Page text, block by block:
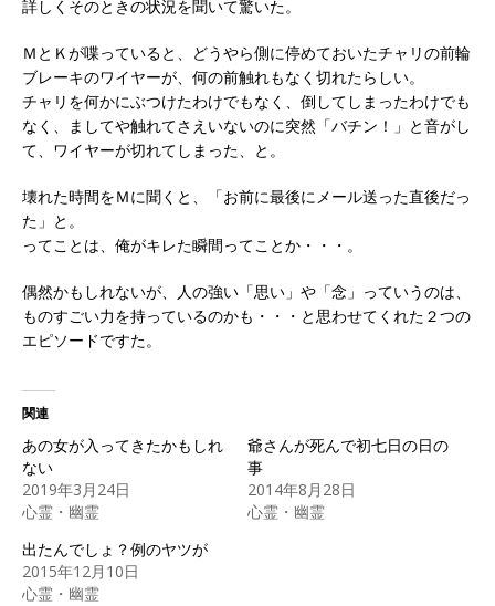
詳しくそのときの状況を聞いて驚いた。
ＭとＫが喋っていると、どうやら側に停めておいたチャリの前輪
ブレーキのワイヤーが、何の前触れもなく切れたらしい。
チャリを何かにぶつけたわけでもなく、倒してしまったわけでも
なく、ましてや触れてさえいないのに突然「バチン！」と音がし
て、ワイヤーが切れてしまった、と。
壊れた時間をＭに聞くと、「お前に最後にメール送った直後だっ
た」と。
ってことは、俺がキレた瞬間ってことか・・・。
偶然かもしれないが、人の強い「思い」や「念」っていうのは、
ものすごい力を持っているのかも・・・と思わせてくれた２つの
エピソードですた。
関連
あの女が入ってきたかもしれ
ない
2019年3月24日
心霊・幽霊
爺さんが死んで初七日の日の
事
2014年8月28日
心霊・幽霊
出たんでしょ？例のヤツが
2015年12月10日
心霊・幽霊